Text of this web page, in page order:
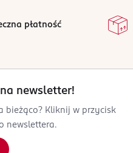
540811
płatność
newsletter!
bieżąco? Kliknij w przycisk
newslettera.